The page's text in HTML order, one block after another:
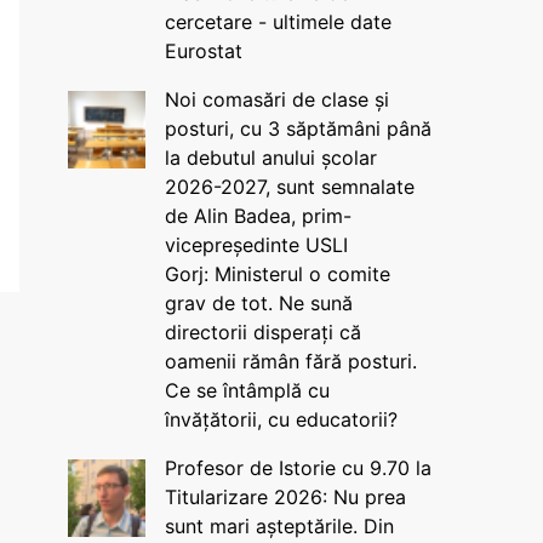
cercetare - ultimele date
Eurostat
Noi comasări de clase și
posturi, cu 3 săptămâni până
la debutul anului școlar
2026-2027, sunt semnalate
de Alin Badea, prim-
vicepreședinte USLI
Gorj: Ministerul o comite
grav de tot. Ne sună
directorii disperați că
oamenii rămân fără posturi.
Ce se întâmplă cu
învățătorii, cu educatorii?
Profesor de Istorie cu 9.70 la
Titularizare 2026: Nu prea
sunt mari așteptările. Din